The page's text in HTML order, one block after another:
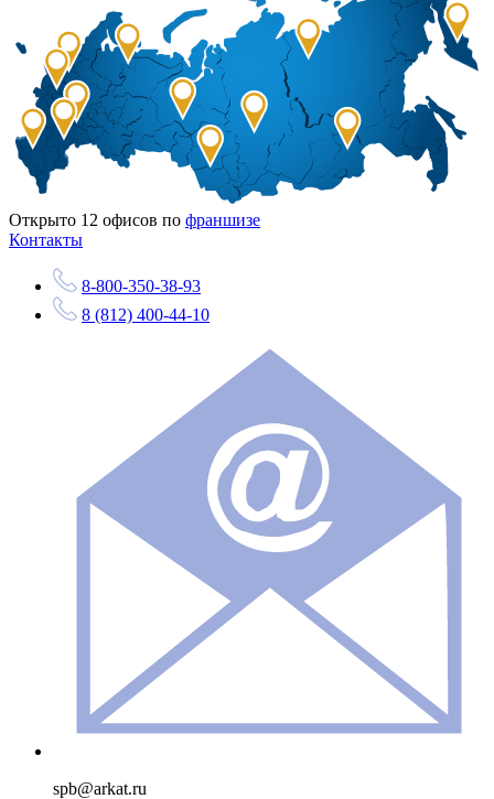
Открыто 12 офисов по франшизе
Контакты
8-800-350-38-93
8 (812) 400-44-10
spb@arkat.ru